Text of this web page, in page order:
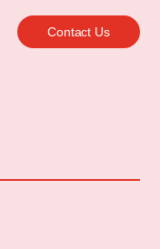
Contact Us